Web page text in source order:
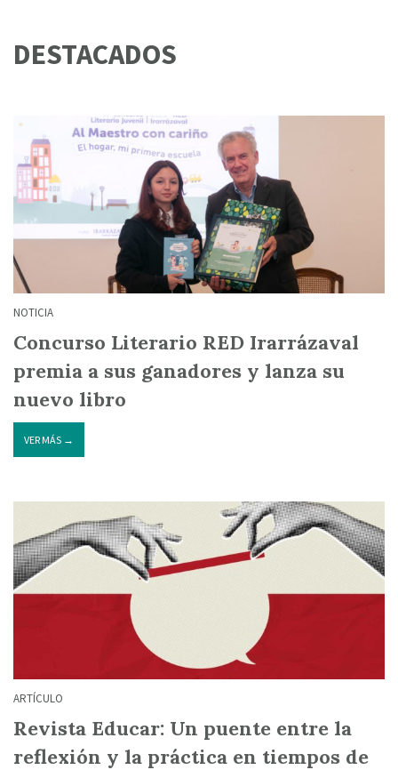
DESTACADOS
NOTICIA
Concurso Literario RED Irarrázaval
premia a sus ganadores y lanza su
nuevo libro
VER MÁS →
ARTÍCULO
Revista Educar: Un puente entre la
reflexión y la práctica en tiempos de